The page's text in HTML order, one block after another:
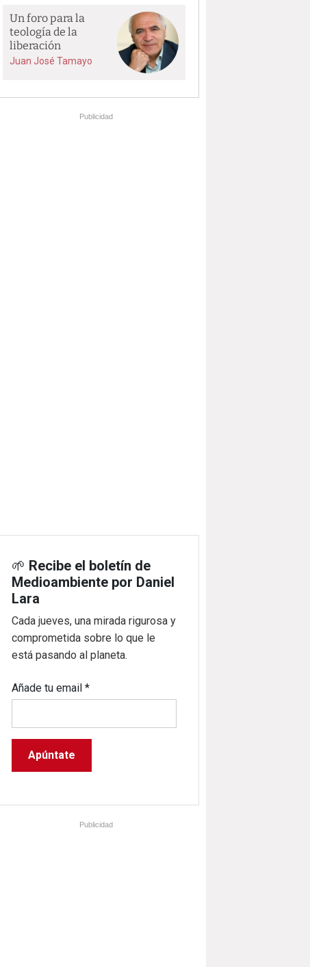
Un foro para la
teología de la
liberación
Juan José Tamayo
Publicidad
🌱 Recibe el boletín de
Medioambiente por Daniel
Lara
Cada jueves, una mirada rigurosa y
comprometida sobre lo que le
está pasando al planeta.
Añade tu email*
Publicidad